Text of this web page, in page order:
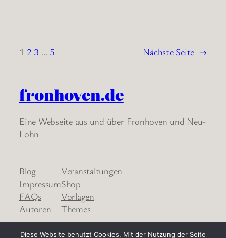
1 2 3 … 5 Nächste Seite →
fronhoven.de
Eine Webseite aus und über Fronhoven und Neu-
Lohn
Blog
Impressum
FAQs
Autoren
Veranstaltungen
Shop
Vorlagen
Themes
Diese Website benutzt Cookies. Mit der Nutzung der Seite